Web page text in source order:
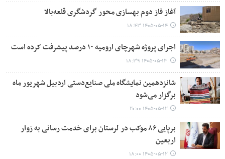
آغاز فاز دوم بهسازی محور گردشگری قلعه‌بالا
۱۴۰۵-۰۵-۱۴ ۱۸:۴۳
اجرای پروژه شهرچای ارومیه ۱۰ درصد پیشرفت کرده است
۱۴۰۵-۰۵-۱۳ ۱۸:۳۹
شانزدهمین نمایشگاه ملی صنایع‌دستی اردبیل شهریور ماه
برگزار می‌شود
۱۴۰۵-۰۵-۱۲ ۲۰:۰۰
برپایی ۸۶ موکب در لرستان برای خدمت رسانی به زوار
اربعین
۱۴۰۵-۰۵-۱۲ ۱۸:۰۰